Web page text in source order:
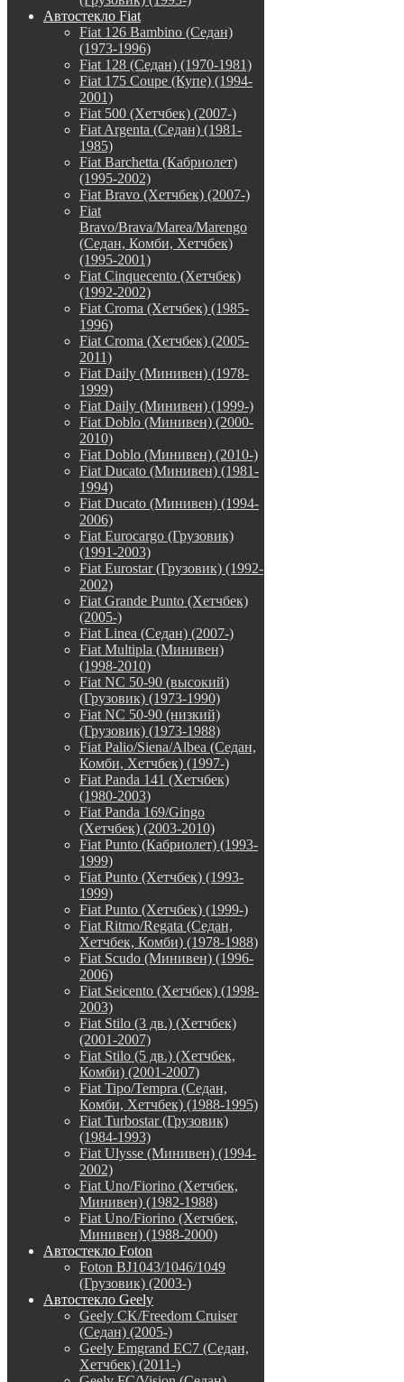
Автостекло Fiat
Fiat 126 Bambino (Седан)
(1973-1996)
Fiat 128 (Седан) (1970-1981)
Fiat 175 Coupe (Купе) (1994-
2001)
Fiat 500 (Хетчбек) (2007-)
Fiat Argenta (Седан) (1981-
1985)
Fiat Barchetta (Кабриолет)
(1995-2002)
Fiat Bravo (Хетчбек) (2007-)
Fiat
Bravo/Brava/Marea/Marengo
(Седан, Комби, Хетчбек)
(1995-2001)
Fiat Cinquecento (Хетчбек)
(1992-2002)
Fiat Croma (Хетчбек) (1985-
1996)
Fiat Croma (Хетчбек) (2005-
2011)
Fiat Daily (Минивен) (1978-
1999)
Fiat Daily (Минивен) (1999-)
Fiat Doblo (Минивен) (2000-
2010)
Fiat Doblo (Минивен) (2010-)
Fiat Ducato (Минивен) (1981-
1994)
Fiat Ducato (Минивен) (1994-
2006)
Fiat Eurocargo (Грузовик)
(1991-2003)
Fiat Eurostar (Грузовик) (1992-
2002)
Fiat Grande Punto (Хетчбек)
(2005-)
Fiat Linea (Седан) (2007-)
Fiat Multipla (Минивен)
(1998-2010)
Fiat NC 50-90 (высокий)
(Грузовик) (1973-1990)
Fiat NC 50-90 (низкий)
(Грузовик) (1973-1988)
Fiat Palio/Siena/Albea (Седан,
Комби, Хетчбек) (1997-)
Fiat Panda 141 (Хетчбек)
(1980-2003)
Fiat Panda 169/Gingo
(Хетчбек) (2003-2010)
Fiat Punto (Кабриолет) (1993-
1999)
Fiat Punto (Хетчбек) (1993-
1999)
Fiat Punto (Хетчбек) (1999-)
Fiat Ritmo/Regata (Седан,
Хетчбек, Комби) (1978-1988)
Fiat Scudo (Минивен) (1996-
2006)
Fiat Seicento (Хетчбек) (1998-
2003)
Fiat Stilo (3 дв.) (Хетчбек)
(2001-2007)
Fiat Stilo (5 дв.) (Хетчбек,
Комби) (2001-2007)
Fiat Tipo/Tempra (Седан,
Комби, Хетчбек) (1988-1995)
Fiat Turbostar (Грузовик)
(1984-1993)
Fiat Ulysse (Минивен) (1994-
2002)
Fiat Uno/Fiorino (Хетчбек,
Минивен) (1982-1988)
Fiat Uno/Fiorino (Хетчбек,
Минивен) (1988-2000)
Автостекло Foton
Foton BJ1043/1046/1049
(Грузовик) (2003-)
Автостекло Geely
Geely CK/Freedom Cruiser
(Седан) (2005-)
Geely Emgrand EC7 (Седан,
Хетчбек) (2011-)